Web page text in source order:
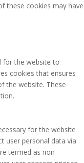
these cookies may have
for the website to
cookies that ensures
the website. These
for the website
user personal data via
termed as non-